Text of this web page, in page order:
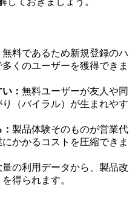
無料であるため新規登録のハ
くのユーザーを獲得できま
： 無料ユーザーが友人や同
（バイラル）が生まれやす
製品体験そのものが営業代
かかるコストを圧縮できま
量の利用データから、製品改
得られます。